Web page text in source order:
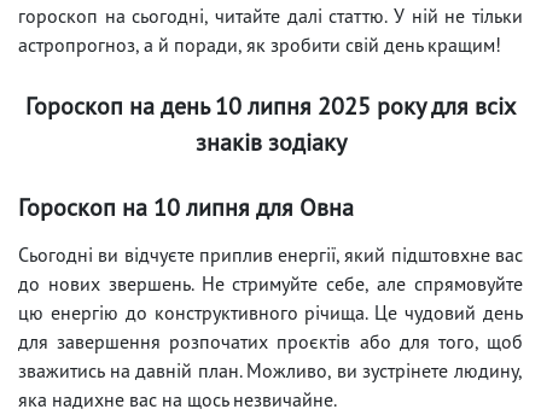
гороскоп на сьогодні, читайте далі статтю. У ній не тільки
астропрогноз, а й поради, як зробити свій день кращим!
Гороскоп на день 10 липня 2025 року для всіх
знаків зодіаку
Гороскоп на 10 липня для Овна
Сьогодні ви відчуєте приплив енергії, який підштовхне вас
до нових звершень. Не стримуйте себе, але спрямовуйте
цю енергію до конструктивного річища. Це чудовий день
для завершення розпочатих проєктів або для того, щоб
зважитись на давній план. Можливо, ви зустрінете людину,
яка надихне вас на щось незвичайне.